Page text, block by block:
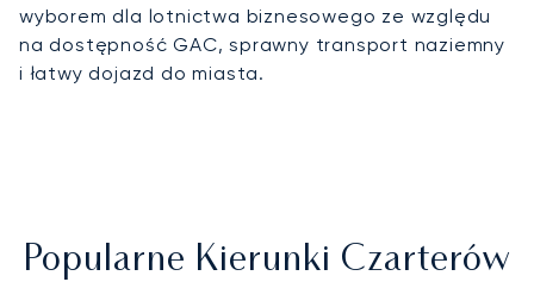
wyborem dla lotnictwa biznesowego ze względu
na dostępność GAC, sprawny transport naziemny
i łatwy dojazd do miasta.
Popularne Kierunki Czarterów